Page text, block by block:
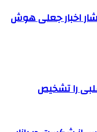
اخبار جعلی هوش
را تشخیص